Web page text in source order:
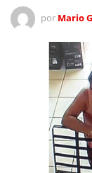
por Mario